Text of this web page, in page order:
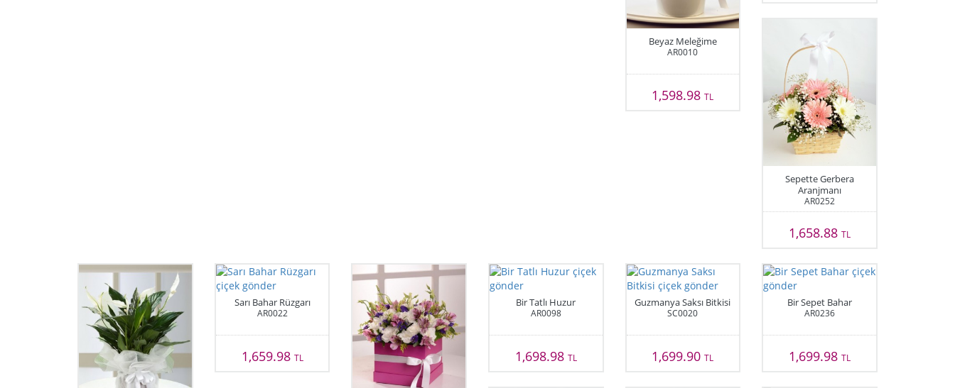
Beyaz Meleğime
AR0010
1,598.98TL
Sepette Gerbera
Aranjmanı
AR0252
1,658.88TL
Sarı Bahar Rüzgarı
AR0022
1,659.98 TL
Bir Tatlı Huzur
AR0098
1,698.98 TL
Guzmanya Saksı Bitkisi
SC0020
1,699.90TL
Bir Sepet Bahar
AR0236
1,699.98TL